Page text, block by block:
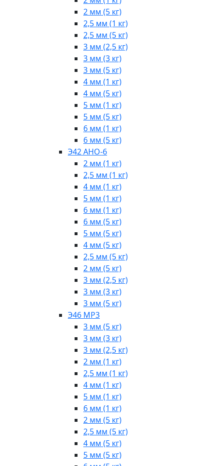
2 мм (5 кг)
2,5 мм (1 кг)
2,5 мм (5 кг)
3 мм (2,5 кг)
3 мм (3 кг)
3 мм (5 кг)
4 мм (1 кг)
4 мм (5 кг)
5 мм (1 кг)
5 мм (5 кг)
6 мм (1 кг)
6 мм (5 кг)
Э42 АНО-6
2 мм (1 кг)
2,5 мм (1 кг)
4 мм (1 кг)
5 мм (1 кг)
6 мм (1 кг)
6 мм (5 кг)
5 мм (5 кг)
4 мм (5 кг)
2,5 мм (5 кг)
2 мм (5 кг)
3 мм (2,5 кг)
3 мм (3 кг)
3 мм (5 кг)
Э46 МР3
3 мм (5 кг)
3 мм (3 кг)
3 мм (2,5 кг)
2 мм (1 кг)
2,5 мм (1 кг)
4 мм (1 кг)
5 мм (1 кг)
6 мм (1 кг)
2 мм (5 кг)
2,5 мм (5 кг)
4 мм (5 кг)
5 мм (5 кг)